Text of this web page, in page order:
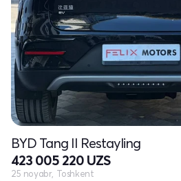
BYD Tang II Restayling
423 005 220 UZS
25 noyabr, Toshkent